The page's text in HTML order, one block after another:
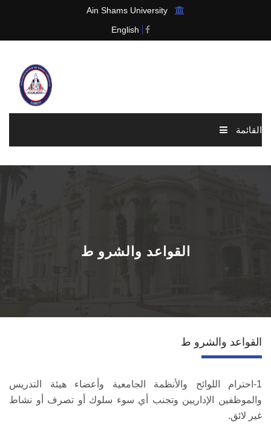
Ain Shams University
English
القائمة
الرئيسية
القواعد والشرو ط
القواعد والشرو ط
1-احترام اللوائح والأنظمة الجامعية وأعضاء هيئة التدريس
والموظفين الإداريين وتجنب أي سوء سلوك أو تصرف أو نشاط
غير لائق.